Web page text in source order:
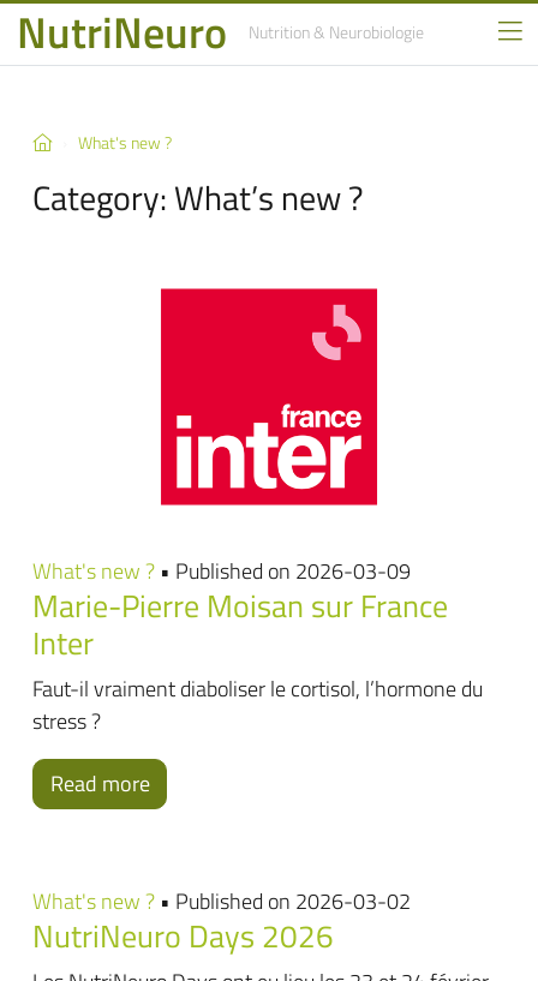
NutriNeuro Nutrition& Neurobiologie
What's new ?
Category:What’s new ?
What's new ? • Published on 2026-03-09
Marie-Pierre Moisan sur France
Inter
Faut-il vraiment diaboliser le cortisol, l’hormone du
stress ?
Read more
What's new ? • Published on 2026-03-02
NutriNeuro Days 2026